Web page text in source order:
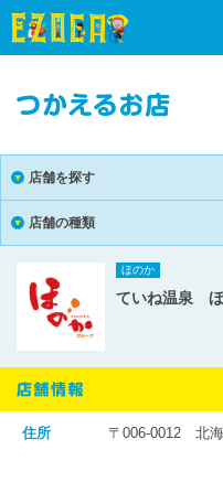
店舗を探す
店舗の種類
ほのか
ていね温泉
住所 〒006-0012 北